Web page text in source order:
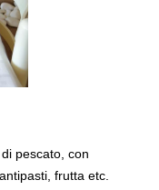
pescato, con
frutta etc.